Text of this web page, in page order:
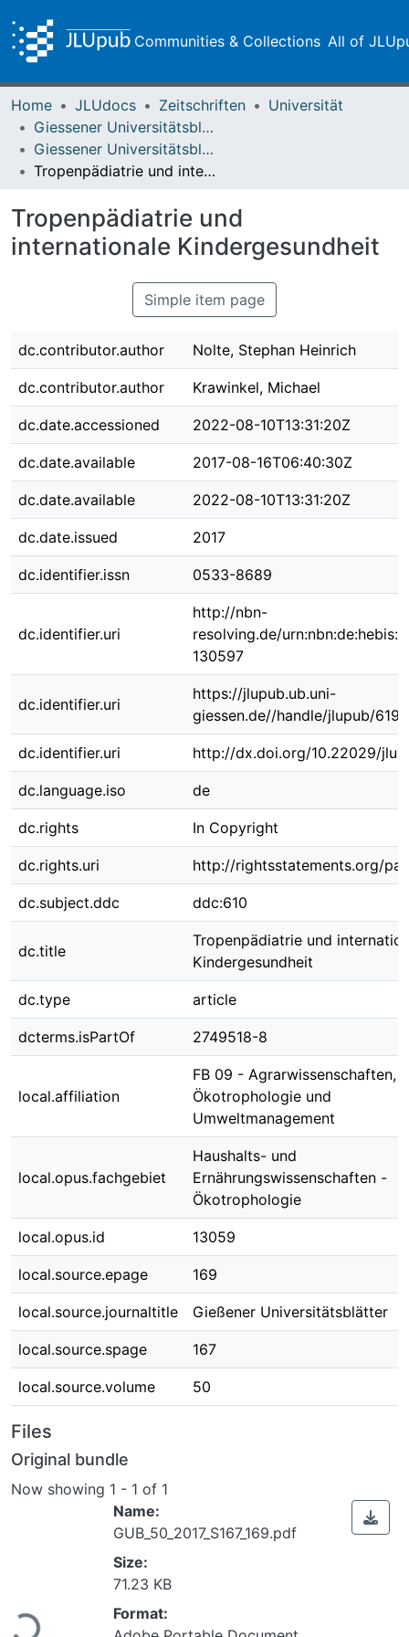
Communities & Collections All of
Home JLUdocs Zeitschriften
Universität
Giessener Universitätsblätter
Giessener Universitätsblätter 50 (2017)
Tropenpädiatrie und internationale Kindergesundheit
Tropenpädiatrie und
internationale Kindergesundheit
Simple item page
dc.contributor.author Nolte, Stephan Heinrich
dc.contributor.author Krawinkel, Michael
dc.date.accessioned 2022-08-10T13:31:20Z
dc.date.available 2017-08-16T06:40:30Z
dc.date.available 2022-08-10T13:31:20Z
dc.date.issued 2017
dc.identifier.issn 0533-8689
dc.identifier.uri
http://nbn-
resolving.de/
130597
dc.identifier.uri
https://jlupub.ub.uni-
giessen.de//handle/jlupub/6198
dc.identifier.uri http://dx.doi.org/10.22029/
dc.language.iso de
dc.rights In Copyright
dc.rights.uri http://rightsstatements.org/
dc.subject.ddc ddc:610
dc.title
Tropenpädiatrie und
Kindergesundheit
dc.type article
dcterms.isPartOf 2749518-8
local.affiliation
FB 09 - Agrarwissenschaften,
Ökotrophologie und
Umweltmanagement
local.opus.fachgebiet
Haushalts- und
Ernährungswissenschaften -
Ökotrophologie
local.opus.id 13059
local.source.epage 169
local.source.journaltitle Gießener Universitätsblätter
local.source.spage 167
local.source.volume 50
Files
Original bundle
Now showing 1 - 1 of 1
Loading...
Name:
GUB_50_2017_S167_169.pdf
Size:
71.23 KB
Format: